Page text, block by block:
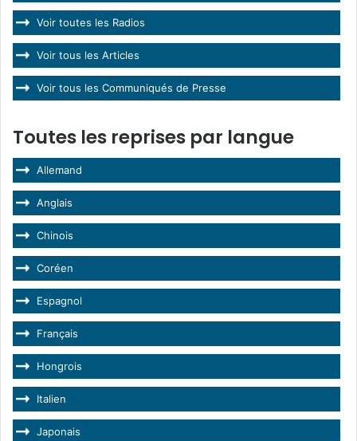
Voir toutes les Radios
Voir tous les Articles
Voir tous les Communiqués de Presse
Toutes les reprises par langue
Allemand
Anglais
Chinois
Coréen
Espagnol
Français
Hongrois
Italien
Japonais